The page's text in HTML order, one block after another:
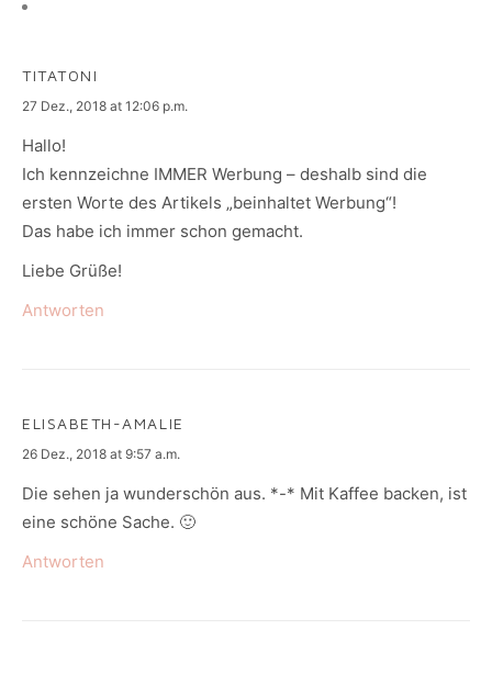
TITATONI
says:
27 Dez., 2018 at 12:06 p.m.
Hallo!
Ich kennzeichne IMMER Werbung – deshalb sind die
ersten Worte des Artikels „beinhaltet Werbung“!
Das habe ich immer schon gemacht.
Liebe Grüße!
Antworten
ELISABETH-AMALIE
says:
26 Dez., 2018 at 9:57 a.m.
Die sehen ja wunderschön aus. *-* Mit Kaffee backen, ist
eine schöne Sache. 🙂
Antworten